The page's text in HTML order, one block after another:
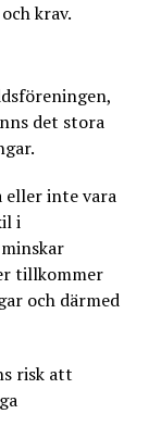
krav.
det stora
eller inte vara
i
tillkommer
och därmed
risk att